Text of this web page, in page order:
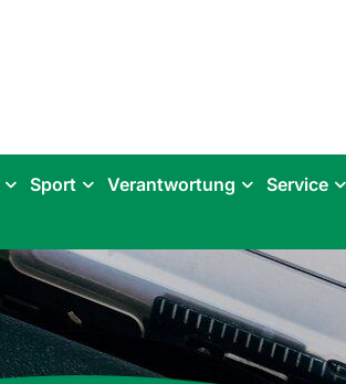
Sport Verantwortung Service